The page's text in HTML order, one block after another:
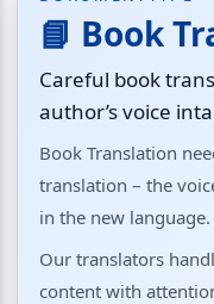
📘 Book
Careful book
author’s voice
Book Translation
translation – the
in the new language.
Our translators
content with